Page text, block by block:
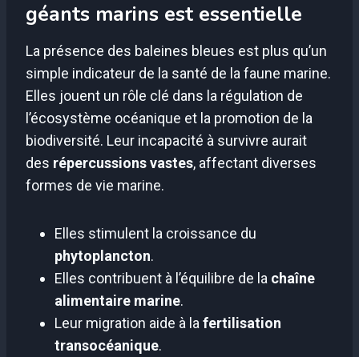
géants marins est essentielle
La présence des baleines bleues est plus qu’un
simple indicateur de la santé de la faune marine.
Elles jouent un rôle clé dans la régulation de
l’écosystème océanique et la promotion de la
biodiversité. Leur incapacité à survivre aurait
des répercussions vastes, affectant diverses
formes de vie marine.
Elles stimulent la croissance du
phytoplancton.
Elles contribuent à l’équilibre de la chaîne
alimentaire marine.
Leur migration aide à la fertilisation
transocéanique.